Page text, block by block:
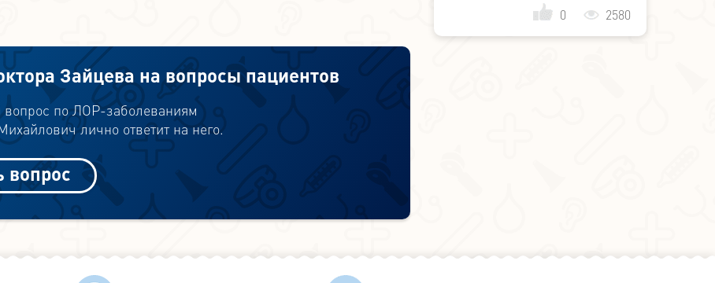
Зайцева на вопросы пациентов
вопрос по ЛОР-заболеваниям
лично ответит на него.
вопрос
0
2580